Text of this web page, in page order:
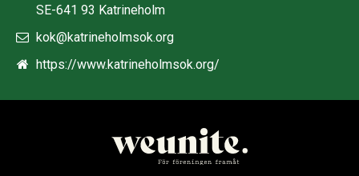
SE-641 93 Katrineholm
kok@katrineholmsok.org
https://www.katrineholmsok.org/